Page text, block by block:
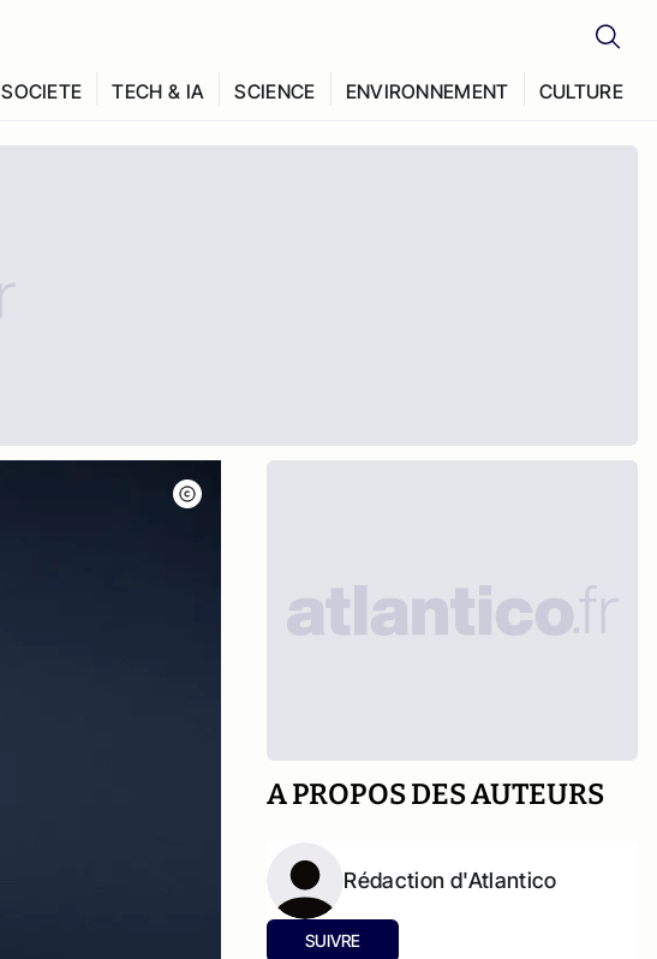
SOCIETE TECH & IA SCIENCE ENVIRONNEMENT CULTURE
A PROPOS DES AUTEURS
Rédaction d'Atlantico
SUIVRE